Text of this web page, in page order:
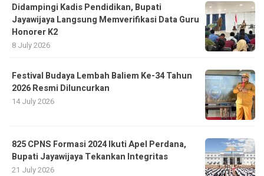
Didampingi Kadis Pendidikan, Bupati
Jayawijaya Langsung Memverifikasi Data Guru
Honorer K2
8 July 2026
Festival Budaya Lembah Baliem Ke-34 Tahun
2026 Resmi Diluncurkan
14 July 2026
825 CPNS Formasi 2024 Ikuti Apel Perdana,
Bupati Jayawijaya Tekankan Integritas
21 July 2026